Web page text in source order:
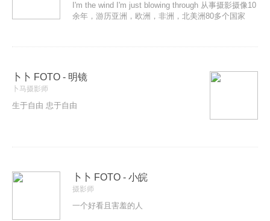
I'm the wind I'm just blowing through 从事摄影摄像10
余年，游历亚洲，欧洲，非洲，北美洲80多个国家
卜卜 FOTO - 明镜
卜马摄影师
生于自由 忠于自由
卜卜 FOTO - 小皖
摄影师
一个好看且害羞的人